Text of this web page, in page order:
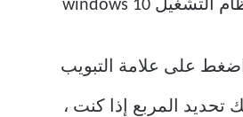
اضغط على علامة التبويب
تحديد المربع إذا كنت ،